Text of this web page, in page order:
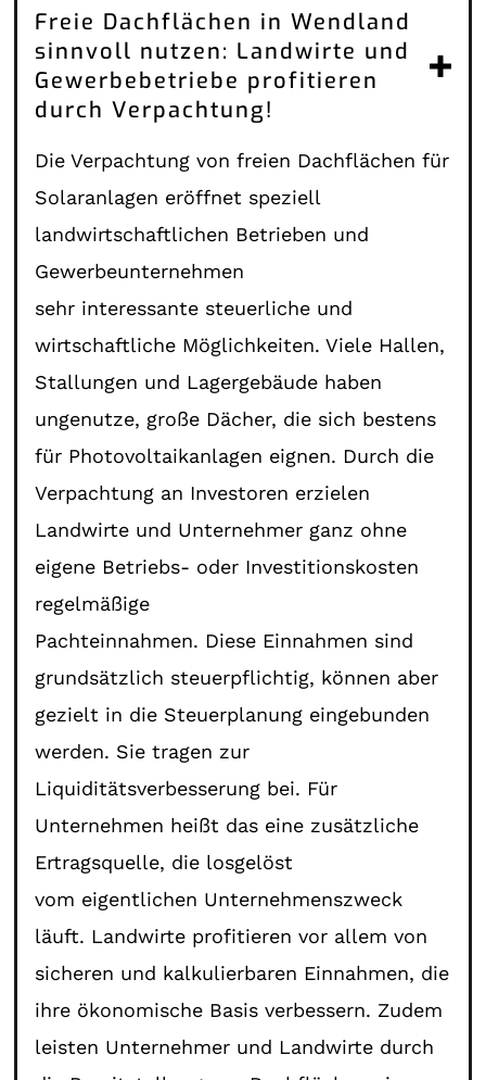
Freie Dachflächen in Wendland
sinnvoll nutzen: Landwirte und
Gewerbebetriebe profitieren
durch Verpachtung!
Die Verpachtung von freien Dachflächen für
Solaranlagen eröffnet speziell
landwirtschaftlichen Betrieben und
Gewerbeunternehmen
sehr interessante steuerliche und
wirtschaftliche Möglichkeiten. Viele Hallen,
Stallungen und Lagergebäude haben
ungenutze, große Dächer, die sich bestens
für Photovoltaikanlagen eignen. Durch die
Verpachtung an Investoren erzielen
Landwirte und Unternehmer ganz ohne
eigene Betriebs- oder Investitionskosten
regelmäßige
Pachteinnahmen. Diese Einnahmen sind
grundsätzlich steuerpflichtig, können aber
gezielt in die Steuerplanung eingebunden
werden. Sie tragen zur
Liquiditätsverbesserung bei. Für
Unternehmen heißt das eine zusätzliche
Ertragsquelle, die losgelöst
vom eigentlichen Unternehmenszweck
läuft. Landwirte profitieren vor allem von
sicheren und kalkulierbaren Einnahmen, die
ihre ökonomische Basis verbessern. Zudem
leisten Unternehmer und Landwirte durch